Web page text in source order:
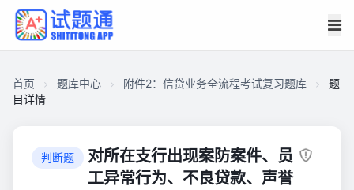
首页 题库中心 附件2：信贷业务全流程考试复习题库
题
目详情
判断题
对所在支行出现案防案件、员
工异常行为、不良贷款、声誉